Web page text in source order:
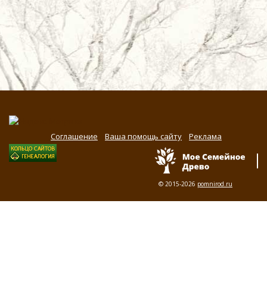
Соглашение Ваша помощь сайту Реклама
© 2015-2026 pomnirod.ru